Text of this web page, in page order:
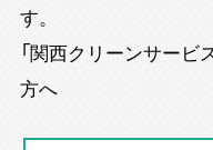
す。
「関西クリーンサービ
方へ